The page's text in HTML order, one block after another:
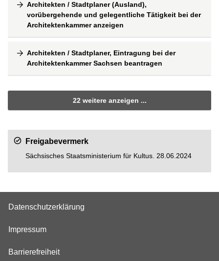
Architekten / Stadtplaner (Ausland),
vorübergehende und gelegentliche Tätigkeit bei der
Architektenkammer anzeigen
Architekten / Stadtplaner, Eintragung bei der
Architektenkammer Sachsen beantragen
22 weitere anzeigen ...
Freigabevermerk
Sächsisches Staatsministerium für Kultus. 28.06.2024
Datenschutzerklärung
Impressum
Barrierefreiheit